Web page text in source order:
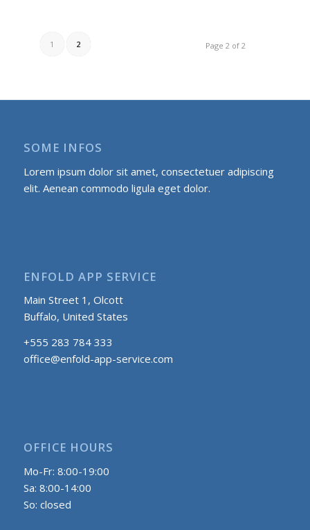
Page 2 of 2
1 2
SOME INFOS
Lorem ipsum dolor sit amet, consectetuer adipiscing
elit. Aenean commodo ligula eget dolor.
ENFOLD APP SERVICE
Main Street 1, Olcott
Buffalo, United States
+555 283 784 333
office@enfold-app-service.com
OFFICE HOURS
Mo-Fr: 8:00-19:00
Sa: 8:00-14:00
So: closed